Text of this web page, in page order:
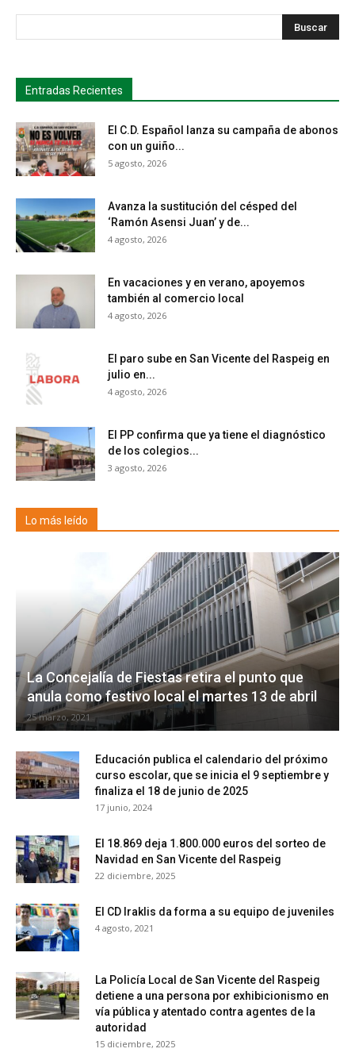
Entradas Recientes
El C.D. Español lanza su campaña de abonos
con un guiño...
5 agosto, 2026
Avanza la sustitución del césped del
‘Ramón Asensi Juan’ y de...
4 agosto, 2026
En vacaciones y en verano, apoyemos
también al comercio local
4 agosto, 2026
El paro sube en San Vicente del Raspeig en
julio en...
4 agosto, 2026
El PP confirma que ya tiene el diagnóstico
de los colegios...
3 agosto, 2026
Lo más leído
La Concejalía de Fiestas retira el punto que
anula como festivo local el martes 13 de abril
25 marzo, 2021
Educación publica el calendario del próximo
curso escolar, que se inicia el 9 septiembre y
finaliza el 18 de junio de 2025
17 junio, 2024
El 18.869 deja 1.800.000 euros del sorteo de
Navidad en San Vicente del Raspeig
22 diciembre, 2025
El CD Iraklis da forma a su equipo de juveniles
4 agosto, 2021
La Policía Local de San Vicente del Raspeig
detiene a una persona por exhibicionismo en
vía pública y atentado contra agentes de la
autoridad
15 diciembre, 2025